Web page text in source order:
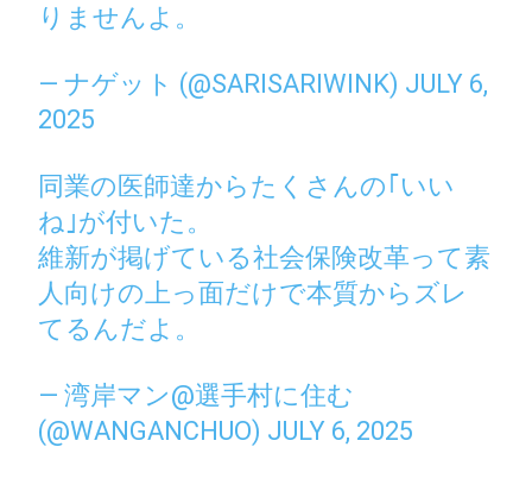
りませんよ。
— ナゲット (@SARISARIWINK) JULY 6,
2025
同業の医師達からたくさんの｢いい
ね｣が付いた。
維新が掲げている社会保険改革って素
人向けの上っ面だけで本質からズレ
てるんだよ。
— 湾岸マン@選手村に住む
(@WANGANCHUO) JULY 6, 2025